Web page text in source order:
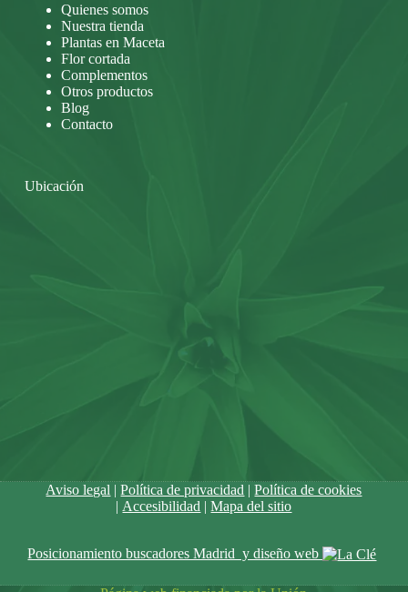
Quienes somos
Nuestra tienda
Plantas en Maceta
Flor cortada
Complementos
Otros productos
Blog
Contacto
Ubicación
Aviso legal |Política de privacidad |Política de cookies
| Accesibilidad |Mapa del sitio
Posicionamiento buscadores Madrid y diseño web